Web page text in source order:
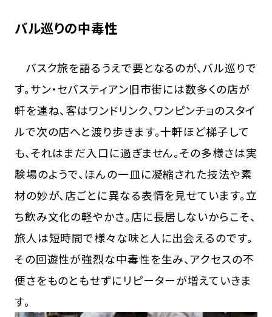
バル巡りの中毒性
バスク旅を語るうえで要となるのが、バル巡りで
す。サン・セバスティアン旧市街には数多くの店が
軒を連ね、客はワンドリンク、ワンピンチョのスタイ
ルで次の店へと渡り歩きます。十軒ほど梯子して
も、それはまだ入口に過ぎません。その多様さは実
験場のようで、ほんの一皿に凝縮された技法や素
材の妙が、店ごとに異なる表情を見せています。立
ち飲み文化の軽やかさ。店に長居しないからこそ、
旅人は短時間で様々な味と人に出会えるのです。
その回遊性が強烈な中毒性を生み、アクセスの不
便さをものともせずにリピーターが増えていきま
す。